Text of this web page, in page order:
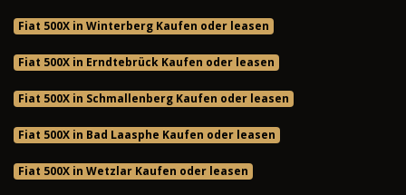
Fiat 500X in Winterberg Kaufen oder leasen
Fiat 500X in Erndtebrück Kaufen oder leasen
Fiat 500X in Schmallenberg Kaufen oder leasen
Fiat 500X in Bad Laasphe Kaufen oder leasen
Fiat 500X in Wetzlar Kaufen oder leasen